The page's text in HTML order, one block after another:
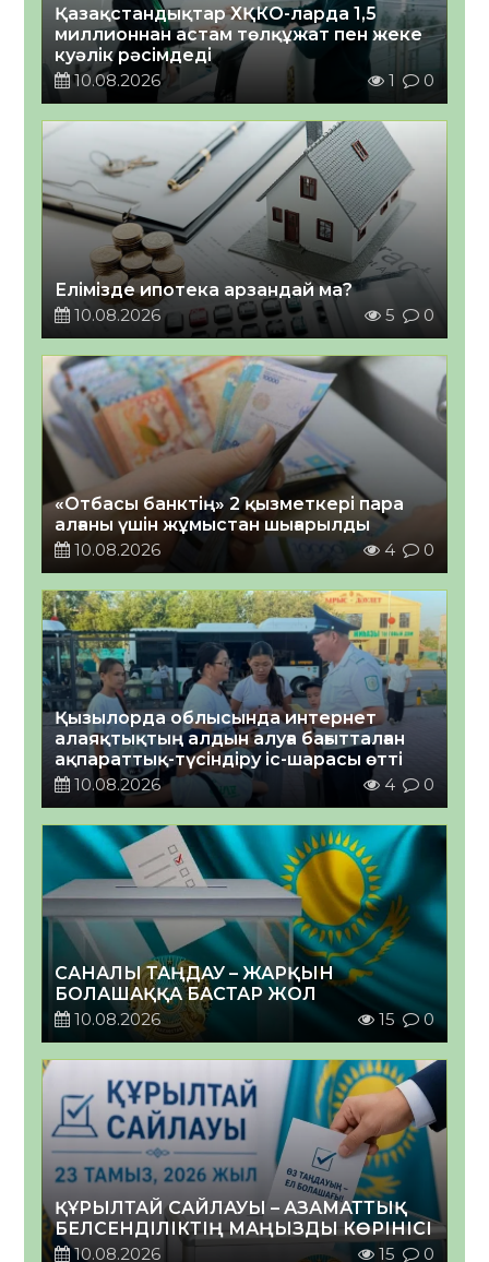
Қазақстандықтар ХҚКО-ларда 1,5
миллионнан астам төлқұжат пен жеке
куәлік рәсімдеді
10.08.2026
1 0
Елімізде ипотека арзандай ма?
10.08.2026
5 0
«Отбасы банктің» 2 қызметкері пара
алғаны үшін жұмыстан шығарылды
10.08.2026
4 0
Қызылорда облысында интернет
алаяқтықтың алдын алуға бағытталған
ақпараттық-түсіндіру іс-шарасы өтті
10.08.2026
4 0
САНАЛЫ ТАҢДАУ – ЖАРҚЫН
БОЛАШАҚҚА БАСТАР ЖОЛ
10.08.2026
15 0
ҚҰРЫЛТАЙ САЙЛАУЫ – АЗАМАТТЫҚ
БЕЛСЕНДІЛІКТІҢ МАҢЫЗДЫ КӨРІНІСІ
10.08.2026
15 0